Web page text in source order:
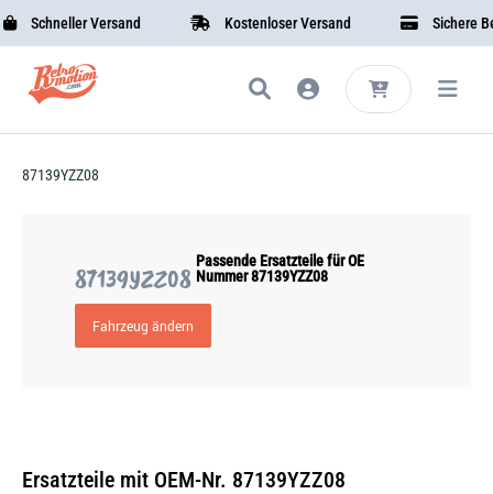
Schneller Versand Kostenloser Versand Sichere
87139YZZ08
87139YZZ08
Passende Ersatzteile für OE
Nummer 87139YZZ08
Fahrzeug ändern
Ersatzteile mit OEM-Nr. 87139YZZ08